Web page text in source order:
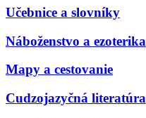
Učebnice a slovníky
Náboženstvo a ezoterika
Mapy a cestovanie
Cudzojazyčná literatúra